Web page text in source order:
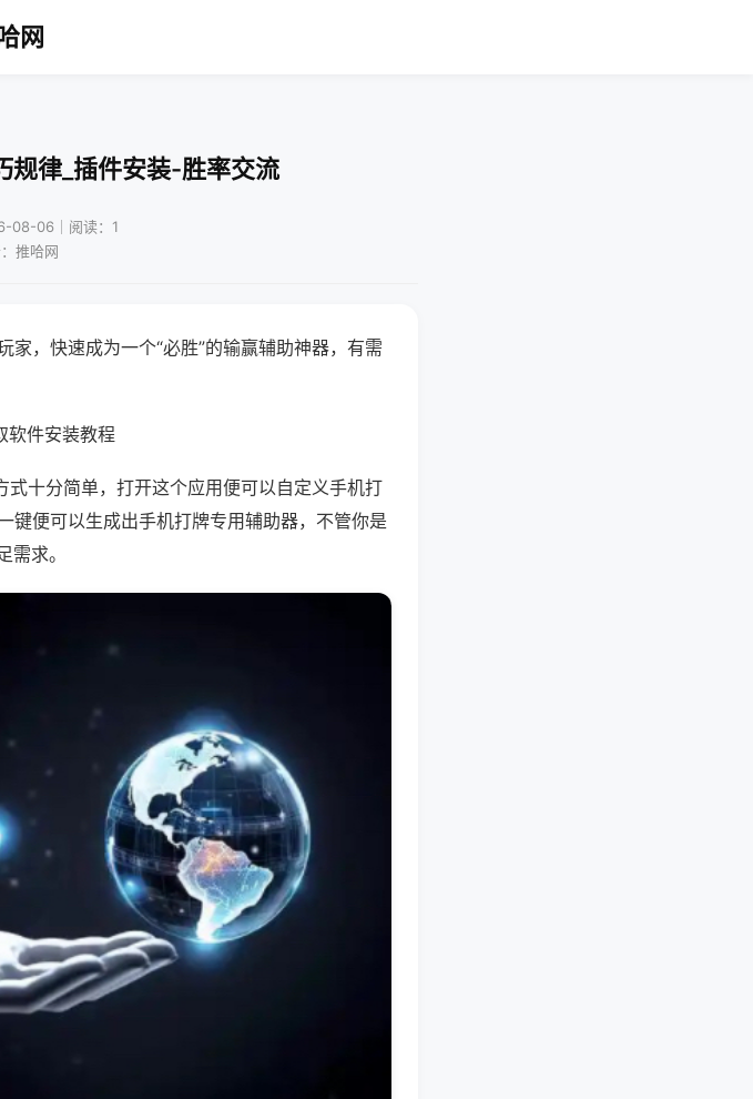
网
规律_插件安装-胜率交流
08-06｜阅读：1
推哈网
，快速成为一个“必胜”的输赢辅助神器，有需
件安装教程
式十分简单，打开这个应用便可以自定义手机打
键便可以生成出手机打牌专用辅助器，不管你是
求。